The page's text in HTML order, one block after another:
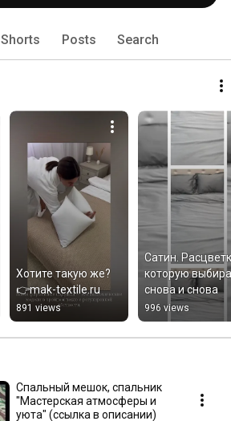
Shorts Posts Search
Хотите такую же?
👉mak-textile.ru
891 views
Сатин.
которую
снова и снова
996 views
Спальный мешок, спальник
"Мастерская атмосферы и
уюта" (ссылка в описании)